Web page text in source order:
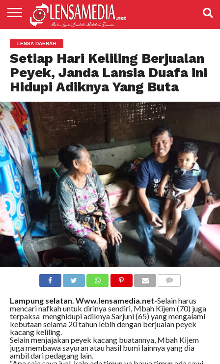
PENDIDIKAN
ENTERTAIMENT
POLITIK
PRISTIWA
SPORT
DAERAH
NASIONAL
ADVETORIAL
LENSA DAERAH
Setiap Hari Keliling Berjualan
Peyek, Janda Lansia Duafa ini
Hidupi Adiknya Yang Buta
Lampung selatan. Www.lensamedia.net-Selain harus
mencari nafkah untuk dirinya sendiri, Mbah Kijem (70) juga
terpaksa menghidupi adiknya Sarjuni (65) yang mengalami
kebutaan selama 20 tahun lebih dengan berjualan peyek
kacang keliling.
Selain menjajakan peyek kacang buatannya, Mbah Kijem
juga membawa sayuran atau hasil bumi lainnya yang dia
ambil dari pedagang lain.